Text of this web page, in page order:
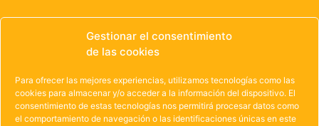
Gestionar el consentimiento
de las cookies
Para ofrecer las mejores experiencias, utilizamos tecnologías como las
cookies para almacenar y/o acceder a la información del dispositivo. El
consentimiento de estas tecnologías nos permitirá procesar datos como
el comportamiento de navegación o las identificaciones únicas en este
© 1985 – 2021 | OWEN Unión de Cooperativas de
Trabajo de Castilla y León
Aviso Legal·Política de Privacidad·Política de